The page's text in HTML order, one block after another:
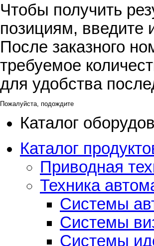
Чтобы получить
позициям, введите
После заказного
требуемое
для удобства
Пожалуйста, подождите
Каталог
Каталог
Приводная
Техника
Системы
Системы
Системы